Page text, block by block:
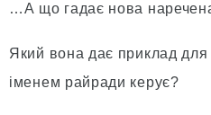
…А що гадає нова
Який вона дає приклад
іменем райради керує?